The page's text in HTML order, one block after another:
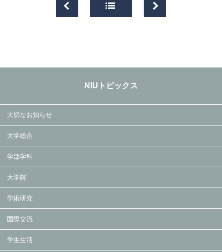
NIUトピックス
大切なお知らせ
大学総合
学部学科
大学院
学術研究
国際交流
学生生活